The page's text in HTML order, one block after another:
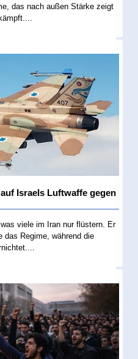
das nach außen Stärke zeigt
Israels Luftwaffe gegen
viele im Iran nur flüstern. Er
Regime, während die